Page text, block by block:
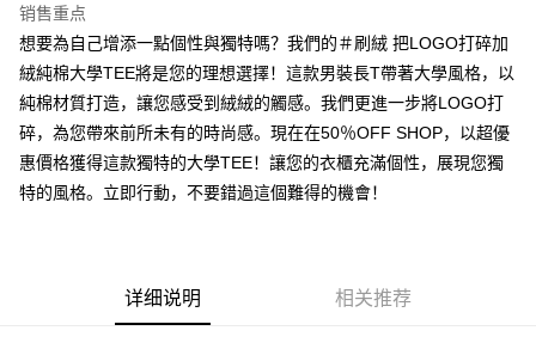
月租型门号，不开放公司户及预付卡使用）
2. 付款方式选择 “大哥付你分期”，订单成立后会自动跳转到大哥付的交易流
程，验证手机门号后，选择欲分期的期数、缴款截止日，确认付款后即完成
交易。
3. 实际核准额度、可分期数及费用金额请依后续交易确认页面所载为准。
消。如遇 “转专审核”未通过状况，表示未达系统评分，恕无法说明评估内
容。
【缴款方式说明】
1. 分期款项不并入电信账单，“大哥付你分期”于每月结算日后寄送缴费提醒
相关说明
一、關於 AFTEE先享後付
1. 於付款方式選擇AFTEE先享後付，將跳出AFTEE先享後付手機驗證視
窗。
2. 進行簡訊驗證之後，即可完成結帳手續。
3. 訂單確認後不需事先繳費，商品會配送至您的指定地址。
AFTEE APP推播通知。
5. 收到商品當下無需繳費，確認無誤後，請再利用繳費通知簡訊或AFTEE
繳費期限，為商家向您請款的時間，再加上使用AFTEE可延長的天數所計算
运送方式
全家取貨付款
每笔NT$45
销售重点
想要為自己增添一點個性與獨特嗎？我們的＃刷絨 把LOGO打碎加
絨純棉大學TEE將是您的理想選擇！這款男裝長T帶著大學風格，以
純棉材質打造，讓您感受到絨絨的觸感。我們更進一步將LOGO打
碎，為您帶來前所未有的時尚感。現在在50％OFF SHOP，以超優
惠價格獲得這款獨特的大學TEE！讓您的衣櫃充滿個性，展現您獨
特的風格。立即行動，不要錯過這個難得的機會！
详细说明 相关推荐